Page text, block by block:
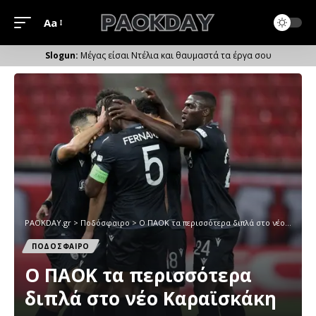
Μέγεθος
Γραμματοσειράς
Aa
Μέγας είσαι Ντέλια και θαυμαστά τα έργα σου
PAOKDAY.gr > Ποδόσφαιρο >Ο ΠΑΟΚ τα περισσότερα διπλά στο νέο Καραϊσκάκη
ΠΟΔΟΣΦΑΙΡΟ
Ο ΠΑΟΚ τα περισσότερα
διπλά στο νέο Καραϊσκάκη